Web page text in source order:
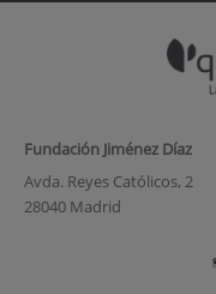
Fundación Jiménez Díaz
Avda. Reyes Católicos, 2
28040 Madrid